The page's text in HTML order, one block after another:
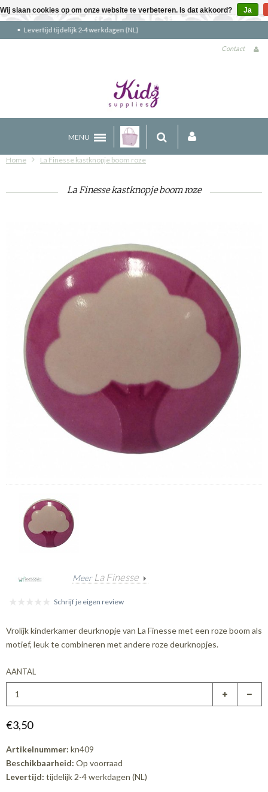
Gratis verzending boven €90 (NL)
Contact
MENU
Home La Finesse kastknopje boom roze
La Finesse kastknopje boom roze
Meer La Finesse
Schrijf je eigen review
Vrolijk kinderkamer deurknopje van La Finesse met een roze boom als
motief, leuk te combineren met andere roze deurknopjes.
AANTAL
€3,50
Artikelnummer: kn409
Beschikbaarheid: Op voorraad
Levertijd: tijdelijk 2-4 werkdagen (NL)
Wij slaan cookies op om onze website te verbeteren. Is dat akkoord? Ja